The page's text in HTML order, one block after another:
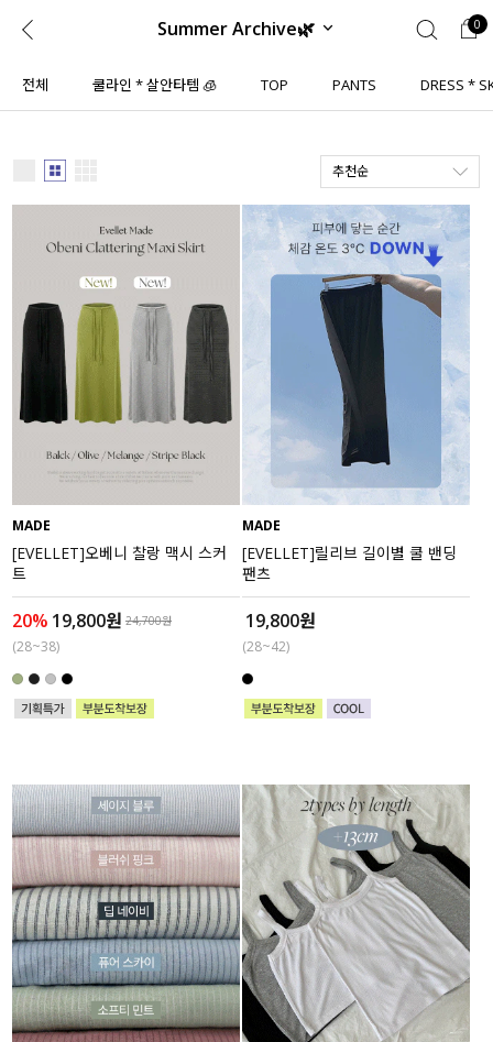
로그인 0
ENG
JP
회원혜택 입
CATEGORY COMMUNITY
도착보장⚡
인플루언서 pick!
신상 5%
MADE
세트할인 ~30%
하객룩
살안타템
110사이즈
티셔츠
팬츠
셔츠
원피스
니트
수영복
익스클루시브
티셔츠
니트
블라우스
원피스
팬츠
언더웨어
ACC
Summer Archive🌿 0
전체 쿨라인 * 살안타템 🧊 TOP PANTS DRESS *
추천순
MADE
[EVELLET]오베니 찰랑 맥시 스커
트
20% 19,800원 24,700원
(28~38)
MADE
[EVELLET]릴리브 길이별 쿨 밴딩
팬츠
19,800원
(28~42)